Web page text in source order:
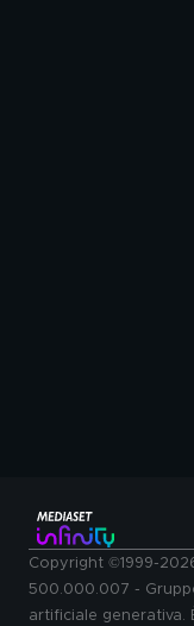
Copyright ©1999-
500.000.007 -
artificiale generativa.